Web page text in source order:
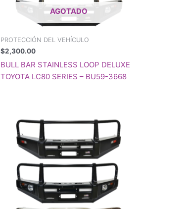
AGOTADO
PROTECCIÓN DEL VEHÍCULO
$2,300.00
BULL BAR STAINLESS LOOP DELUXE
TOYOTA LC80 SERIES – BU59-3668